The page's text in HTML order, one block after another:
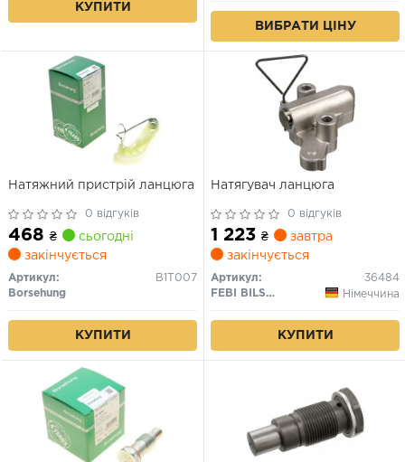
КУПИТИ
ВИБРАТИ ЦІНУ
Натяжний пристрій ланцюга
0 відгуків
468 ₴
сьогодні
закінчується
Артикул:
B1T007
Borsehung
КУПИТИ
Натягувач ланцюга
0 відгуків
1 223 ₴
завтра
закінчується
Артикул:
36484
FEBI BILSTEIN
Німеччина
КУПИТИ